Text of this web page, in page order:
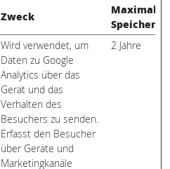
Zweck
Maximale
Wird verwendet, um
Daten zu Google
Analytics über das
Gerät und das
Verhalten des
Besuchers zu senden.
Erfasst den Besucher
über Geräte und
2 Jahre